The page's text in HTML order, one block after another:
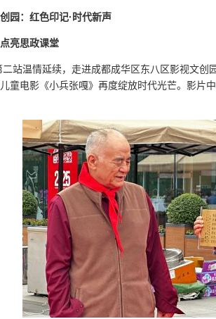
园：红色印记·时代新声
亮思政课堂
站温情延续，走进成都成华区东八区影视文创
童电影《小兵张嘎》再度绽放时代光芒。影片